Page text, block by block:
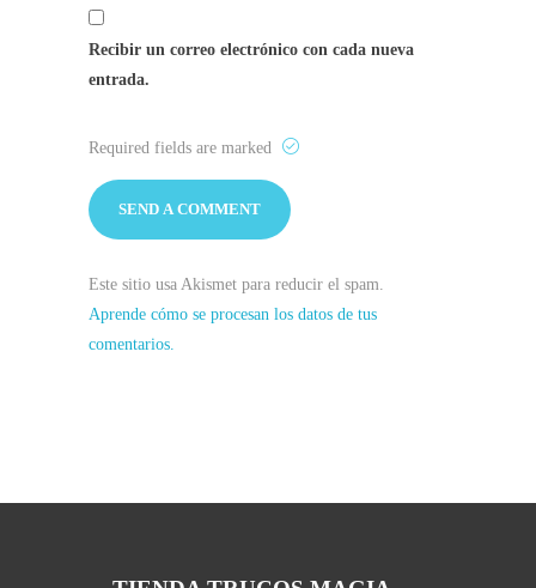
Recibir un correo electrónico con cada nueva
entrada.
Required fields are marked
Este sitio usa Akismet para reducir el spam.
Aprende cómo se procesan los datos de tus
comentarios.